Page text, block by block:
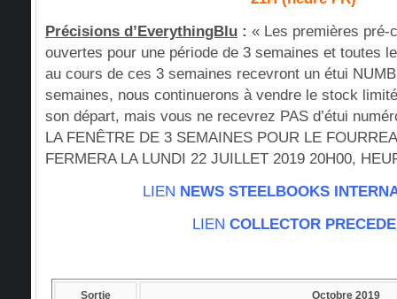
Précisions d’EverythingBlu : « Les premières pré-
ouvertes pour une période de 3 semaines et toutes
au cours de ces 3 semaines recevront un étui
semaines, nous continuerons à vendre le stock
son départ, mais vous ne recevrez PAS d’étui
LA FENÊTRE DE 3 SEMAINES POUR LE
FERMERA LA LUNDI 22 JUILLET 2019 20H00,
LIEN NEWS STEELBOOKS
LIEN COLLECTOR
Sortie Octobre 2019